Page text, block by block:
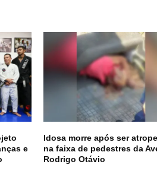
e
Idosa morre após ser
na faixa de pedestres da
Rodrigo Otávio